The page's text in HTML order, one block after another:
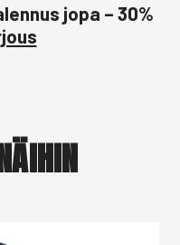
jopa – 30%